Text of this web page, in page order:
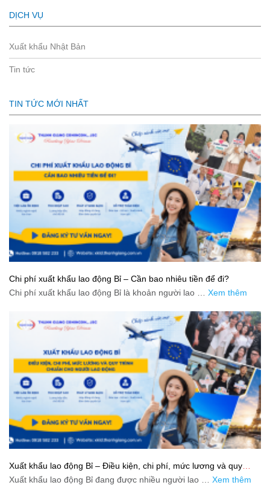
DỊCH VỤ
Xuất khẩu Nhật Bản
Tin tức
TIN TỨC MỚI NHẤT
Chi phí xuất khẩu lao động Bỉ – Cần bao nhiêu tiền để đi?
Chi phí xuất khẩu lao động Bỉ là khoản người lao … Xem thêm
Xuất khẩu lao động Bỉ – Điều kiện, chi phí, mức lương và quy
trình chuẩn cho người lao động
Xuất khẩu lao động Bỉ đang được nhiều người lao … Xem thêm